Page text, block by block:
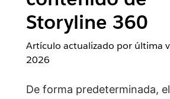
Storyline 360
Artículo actualizado por última
2026
De forma predeterminada,